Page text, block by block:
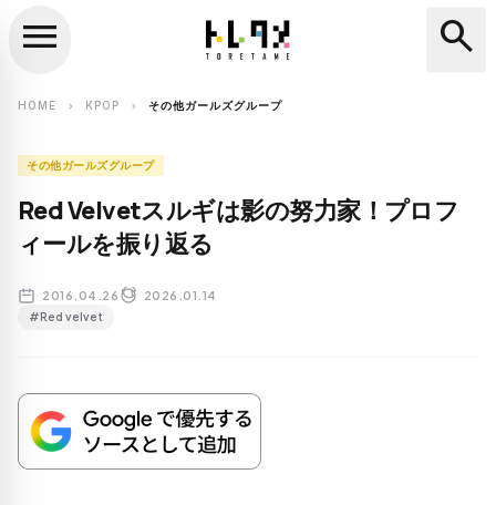
search
menu search
HOME chevron_right KPOP chevron_right その他ガールズグループ
その他ガールズグループ
Red Velvetスルギは影の努力家！プロフ
ィールを振り返る
2016.04.26 2026.01.14
#Red velvet